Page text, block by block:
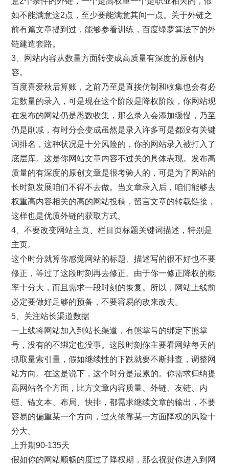
如不能满意这2点，至少要能满意其间一点。关于外链之
前有篇文章提到过，能够参看训练，百度绿萝算法下的外
链建造套路。
3、网站内容从数量方面转变成高质量有深度的原创内
容。
百度喜爱秋后算账，之前乃至是直接仿制和收集也会有必
定数量的录入，可是现在这个阶段是降权阶段，你网站现
在发布的网站仍是悉数收集，那么录入会添加缓慢，乃至
仍是削减，有时分会变成虽然是录入许多可是都没有关键
词排名，这种状况是十分风险的，你的网站录入被打入了
底层库。这是你网站文章内容不过关的具体表现。发布高
质量的有深度的原创文章是很考验人的，可是为了网站的
长时刻发展咱们不得不去做。当文章录入后，咱们能够去
权重高内容相关的高的网站投稿，留言文章的转载链接，
这样也是优质外链的获取方式。
4、不要改变网站主页、栏目页标题关键词描述，特别是
主页。
这个时分就算你感觉网站的标题、描述写的很不好也不要
修正，等过了这段时刻再去修正。由于你一修正降权的概
率十分大，而且需求一段时刻的恢复。所以，网站上线前
必定要做好足够的预备，不要容易的改来改去。
5、关注站长渠道数据
一上线将网站加入到站长渠道，有熊掌号的绑定下熊掌
号，没有的不绑定也没事。这段时刻你主要看网站每天的
抓取量索引量，假如继续性的下跌就要不断排查，调整网
站方向。在这是说下，这个时分是最累的。你需求归纳提
高网站各个方面，比方文章内容质量、外链、友链、内
链、锚文本、布局、快排，都需求继续文章的输出，不要
容易的偏重某一个方向，过火依靠某一方面降权的风险十
分大。
上升期90-135天
假如你的网站顺畅的度过了降权期，那么祝贺你进入到网